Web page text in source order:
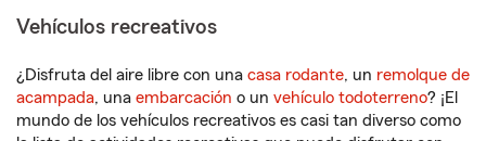
Vehículos recreativos
¿Disfruta del aire libre con una casa rodante, un remolque de
acampada, una embarcación o un vehículo todoterreno? ¡El
mundo de los vehículos recreativos es casi tan diverso como